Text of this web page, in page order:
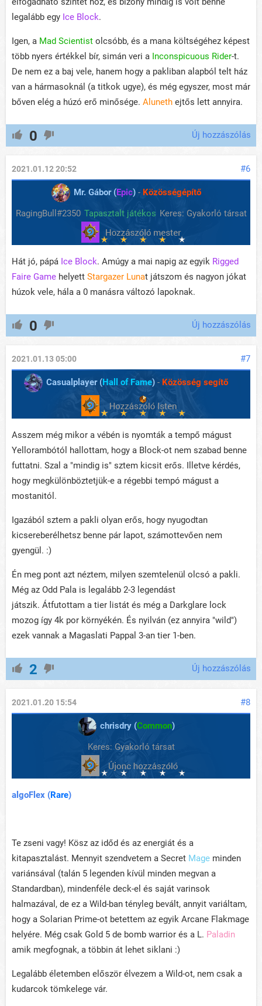
legalább egy Ice Block.
Igen, a Mad Scientist olcsóbb, és a mana költségéhez képest
több nyers értékkel bír, simán veri a Inconspicuous Rider-t.
De nem ez a baj vele, hanem hogy a pakliban alapból telt ház
van a hármasoknál (a titkok ugye), és még egyszer, most már
bőven elég a húzó erő minősége. Aluneth ejtős lett annyira.
0 Új hozzászólás
#6
2021.01.12 20:52
Mr. Gábor (Epic)- Közösségépítő
RagingBull#2350 Tapasztalt játékos Keres: Gyakorló társat
Hát jó, pápá Ice Block. Amúgy a mai napig az egyik Rigged
Faire Game helyett Stargazer Lunat játszom és nagyon jókat
húzok vele, hála a 0 manásra változó lapoknak.
0 Új hozzászólás
#7
2021.01.13 05:00
Casualplayer (Hall of Fame) - Közösség segítő
Asszem még mikor a vébén is nyomták a tempő mágust
Yellorambótól hallottam, hogy a Block-ot nem szabad benne
futtatni. Szal a "mindig is" sztem kicsit erős. Illetve kérdés,
hogy megkülönböztetjük-e a régebbi tempó mágust a
mostanitól.
Igazából sztem a pakli olyan erős, hogy nyugodtan
kicsereberélhetsz benne pár lapot, számottevően nem
gyengül. :)
Én meg pont azt néztem, milyen szemtelenül olcsó a pakli.
Még az Odd Pala is legalább 2-3 legendást
játszik. Átfutottam a tier listát és még a Darkglare lock
mozog így 4k por környékén. És nyilván (ez annyira "wild")
ezek vannak a Magaslati Pappal 3-an tier 1-ben.
2 Új hozzászólás
#8
2021.01.20 15:54
chrisdry (Common)
Keres: Gyakorló társat
algoFlex (Rare)
Te zseni vagy! Kösz az időd és az energiát és a
kitapasztalást. Mennyit szendvetem a Secret Mage minden
variánsával (talán 5 legenden kívül minden megvan a
Standardban), mindenféle deck-el és saját varinsok
halmazával, de ez a Wild-ban tényleg bevált, annyit variáltam,
hogy a Solarian Prime-ot betettem az egyik Arcane Flakmage
helyére. Még csak Gold 5 de bomb warrior és a L. Paladin
amik megfognak, a többin át lehet siklani :)
Legalább életemben először élvezem a Wild-ot, nem csak a
kudarcok tömkelege vár.